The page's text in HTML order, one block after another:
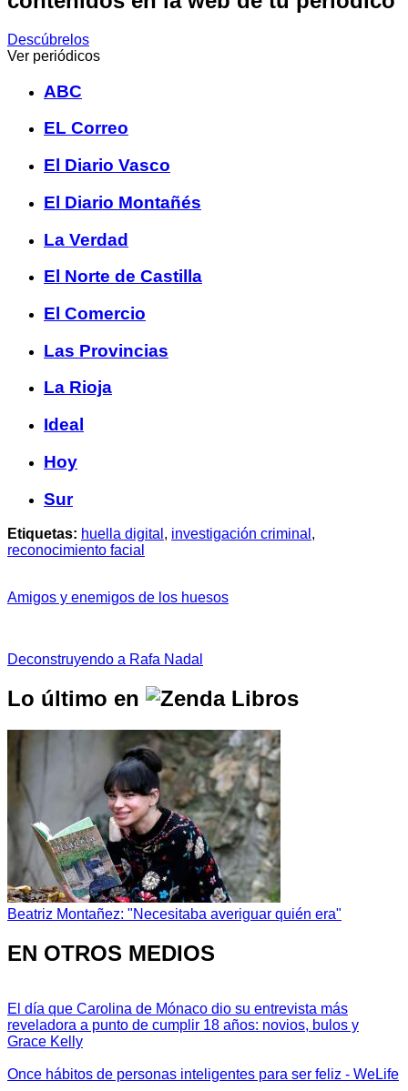
Descúbrelos
Ver periódicos
ABC
EL Correo
El Diario Vasco
El Diario Montañés
La Verdad
El Norte de Castilla
El Comercio
Las Provincias
La Rioja
Ideal
Hoy
Sur
Etiquetas: huella digital , investigación criminal ,
reconocimiento facial
Amigos y enemigos de los huesos
Deconstruyendo a Rafa Nadal
Lo último en
Beatriz Montañez: "Necesitaba averiguar quién era"
EN OTROS MEDIOS
El día que Carolina de Mónaco dio su entrevista más
reveladora a punto de cumplir 18 años: novios, bulos y
Grace Kelly
Once hábitos de personas inteligentes para ser feliz - WeLife